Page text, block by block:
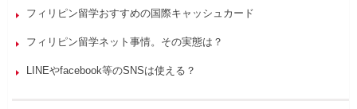
フィリピン留学おすすめの国際キャッシュカード
フィリピン留学ネット事情。その実態は？
LINEやfacebook等のSNSは使える？